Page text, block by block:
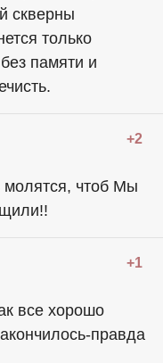
скверны
только
памяти и
+2
молятся, чтоб Мы
+1
все хорошо
правда